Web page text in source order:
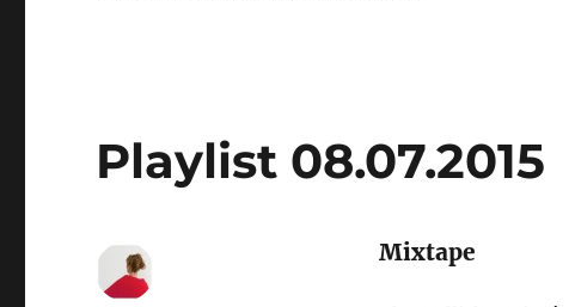
Playlist 08.07.2015
Mixtape